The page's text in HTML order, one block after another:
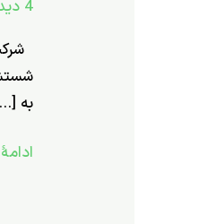
4 دیدگاه
به